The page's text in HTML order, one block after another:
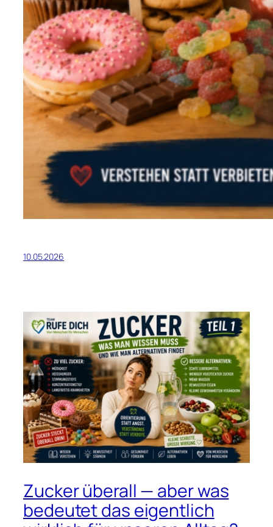
10.05.2026
Zucker überall — aber was
bedeutet das eigentlich